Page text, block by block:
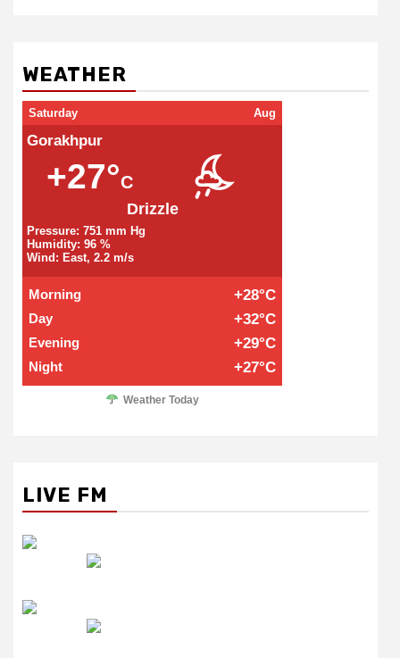
WEATHER
Saturday Aug
Gorakhpur
+27°C
Drizzle
Pressure: 751 mm Hg
Humidity: 96 %
Wind: East, 2.2 m/s
Morning +28°C
Day +32°C
Evening +29°C
Night +27°C
Weather Today
LIVE FM